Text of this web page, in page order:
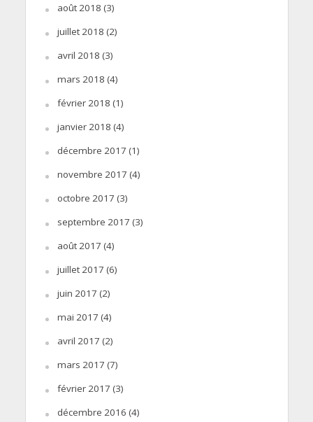
août 2018 (3)
juillet 2018 (2)
avril 2018 (3)
mars 2018 (4)
février 2018 (1)
janvier 2018 (4)
décembre 2017 (1)
novembre 2017 (4)
octobre 2017 (3)
septembre 2017 (3)
août 2017 (4)
juillet 2017 (6)
juin 2017 (2)
mai 2017 (4)
avril 2017 (2)
mars 2017 (7)
février 2017 (3)
décembre 2016 (4)